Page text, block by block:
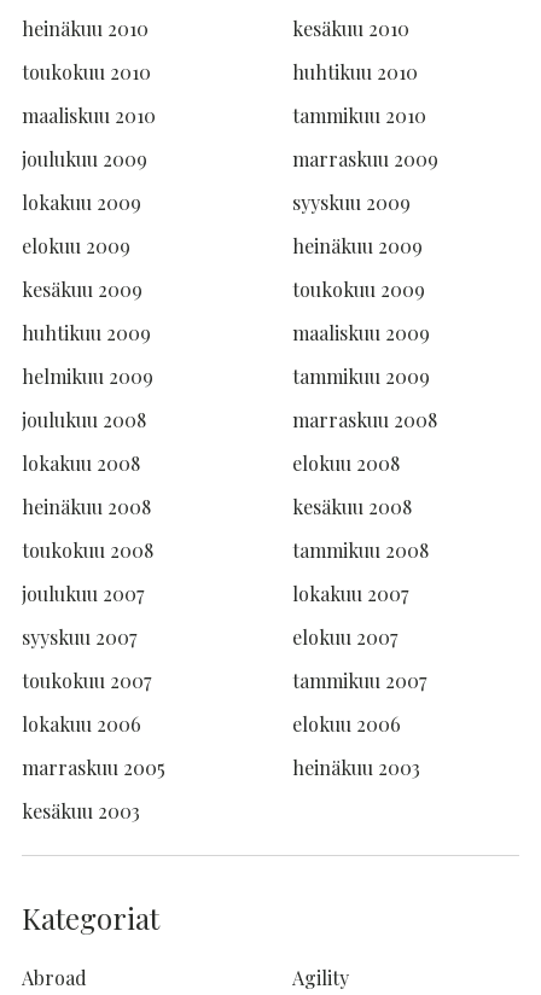
heinäkuu 2010
kesäkuu 2010
toukokuu 2010
huhtikuu 2010
maaliskuu 2010
tammikuu 2010
joulukuu 2009
marraskuu 2009
lokakuu 2009
syyskuu 2009
elokuu 2009
heinäkuu 2009
kesäkuu 2009
toukokuu 2009
huhtikuu 2009
maaliskuu 2009
helmikuu 2009
tammikuu 2009
joulukuu 2008
marraskuu 2008
lokakuu 2008
elokuu 2008
heinäkuu 2008
kesäkuu 2008
toukokuu 2008
tammikuu 2008
joulukuu 2007
lokakuu 2007
syyskuu 2007
elokuu 2007
toukokuu 2007
tammikuu 2007
lokakuu 2006
elokuu 2006
marraskuu 2005
heinäkuu 2003
kesäkuu 2003
Kategoriat
Abroad Agility